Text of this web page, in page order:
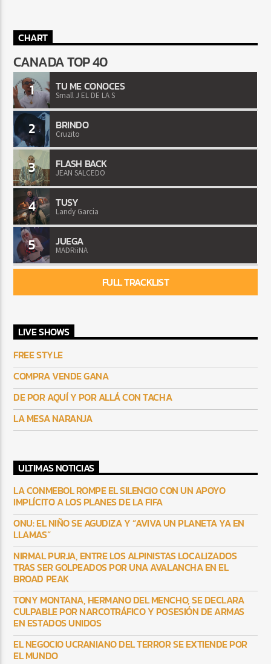
CHART
CANADA TOP 40
1 TU ME CONOCES
Small J EL DE LA S
2 BRINDO
Cruzito
3 FLASH BACK
JEAN SALCEDO
4 TUSY
Landy Garcia
5 JUEGA
MADRiiNA
FULL TRACKLIST
LIVE SHOWS
FREE STYLE
COMPRA VENDE GANA
DE POR AQUÍ Y POR ALLÁ CON TACHA
LA MESA NARANJA
ULTIMAS NOTICIAS
LA CONMEBOL ROMPE EL SILENCIO CON UN APOYO
IMPLÍCITO A LOS PLANES DE LA FIFA
ONU: EL NIÑO SE AGUDIZA Y “AVIVA UN PLANETA YA EN
LLAMAS”
NIRMAL PURJA, ENTRE LOS ALPINISTAS LOCALIZADOS
TRAS SER GOLPEADOS POR UNA AVALANCHA EN EL
BROAD PEAK
TONY MONTANA, HERMANO DEL MENCHO, SE DECLARA
CULPABLE POR NARCOTRÁFICO Y POSESIÓN DE ARMAS
EN ESTADOS UNIDOS
EL NEGOCIO UCRANIANO DEL TERROR SE EXTIENDE POR
EL MUNDO